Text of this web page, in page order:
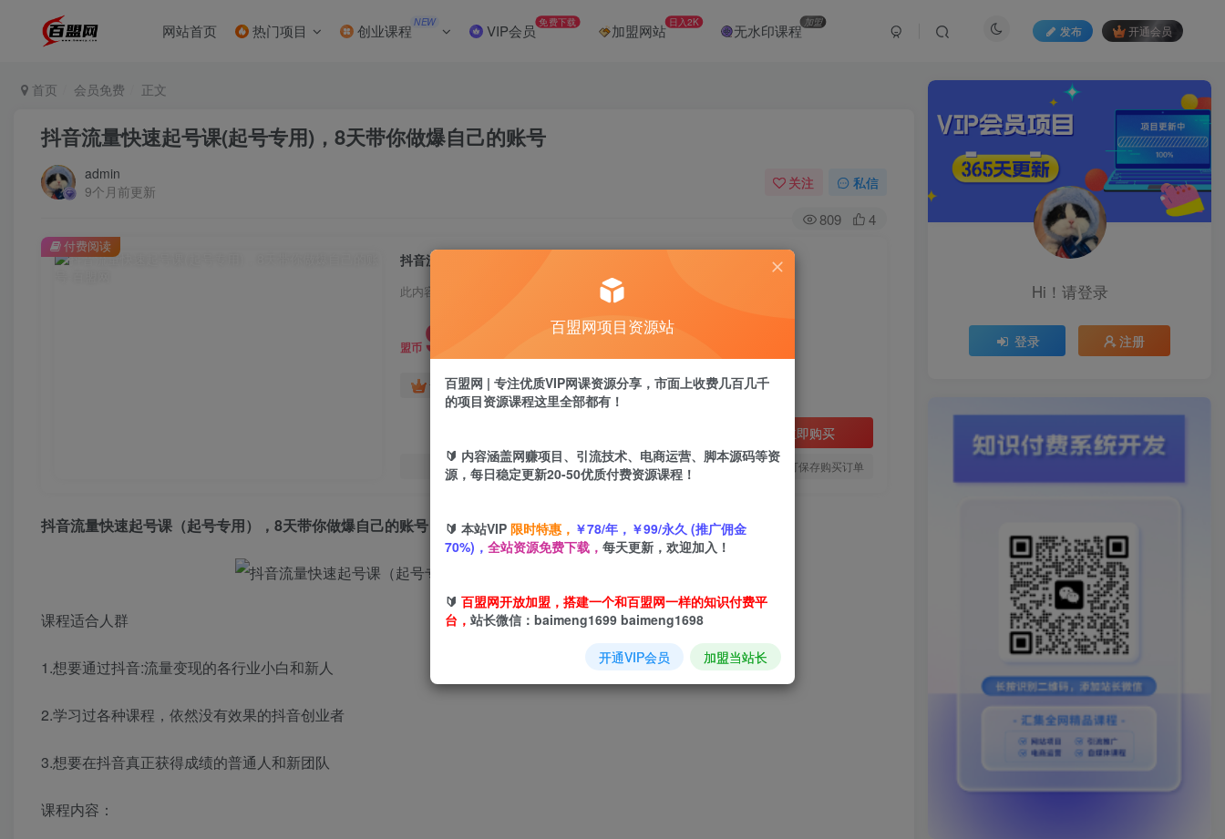
网站首页 热门项目 创业课程 NEW VIP会员 免费下载 加盟网站 日入2K 无水印课程 加盟
发布 开通会员
首页 会员免费 正文
抖音流量快速起号课(起号专用)，8天带你做爆自己的账号
admin
9个月前更新
关注 私信
809 4
抖音流量快速起号课(起号专用)，8天带你做爆自己的账号
此内容为付费阅读，请付费后查看
盟币 9.9
黄金会员免费 超级会员免费
立即购买
您当前未登录！建议登陆后购买，可保存购买订单
付费阅读
抖音流量快速起号课（起号专用），8天带你做爆自己的账号
课程适合人群
1.想要通过抖音:流量变现的各行业小白和新人
2.学习过各种课程，依然没有效果的抖音创业者
3.想要在抖音真正获得成绩的普通人和新团队
课程内容：
Hi！请登录
登录 注册
百盟网项目资源站
百盟网 | 专注优质VIP网课资源分享，市面上收费几百几千
的项目资源课程这里全部都有！
🔰 内容涵盖网赚项目、引流技术、电商运营、脚本源码等资
源，每日稳定更新20-50优质付费资源课程！
🔰 本站VIP 限时特惠， ￥78/年，￥99/永久 (推广佣金
70%)， 全站资源免费下载， 每天更新，欢迎加入！
🔰 百盟网开放加盟，搭建一个和百盟网一样的知识付费平
台， 站长微信：baimeng1699 baimeng1698
开通VIP会员 加盟当站长